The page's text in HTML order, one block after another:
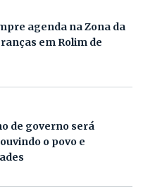
agenda na Zona da
em Rolim de
de governo será
o povo e